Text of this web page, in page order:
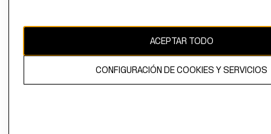
propiedad de H&M Hennes & Mauritz AB.ACEPTAR TODO
CONFIGURACIÓN DE COOKIES Y SERVICIOS